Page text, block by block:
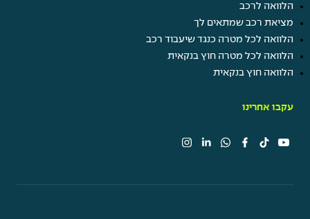
הלוואה לרכב
מציאת רכב שמתאים לך
הלוואה לכל מטרה כנגד שיעבוד רכב
הלוואה לכל מטרה חוץ בנקאית
הלוואה חוץ בנקאית
עקבו אחרינו